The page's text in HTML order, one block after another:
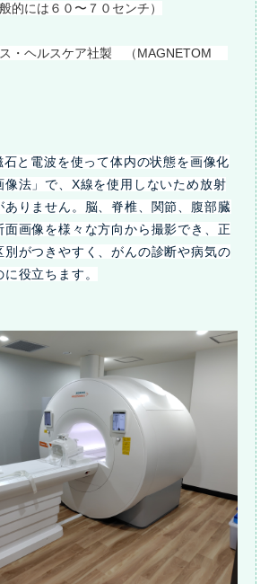
的には６０〜７０センチ）
ス・ヘルスケア社製 （MAGNETOM
と電波を使って体内の状態を画像化
像法」で、X線を使用しないため放射
ありません。脳、脊椎、関節、腹部臓
面画像を様々な方向から撮影でき、正
別がつきやすく、がんの診断や病気の
役立ちます。